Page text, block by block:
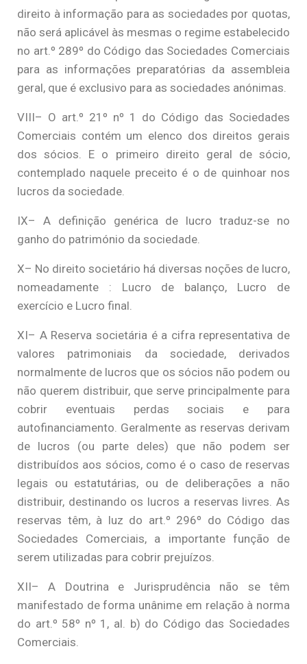
direito à informação para as sociedades por quotas,
não será aplicável às mesmas o regime estabelecido
no art.º 289º do Código das Sociedades Comerciais
para as informações preparatórias da assembleia
geral, que é exclusivo para as sociedades anónimas.
VIII– O art.º 21º nº 1 do Código das Sociedades
Comerciais contém um elenco dos direitos gerais
dos sócios. E o primeiro direito geral de sócio,
contemplado naquele preceito é o de quinhoar nos
lucros da sociedade.
IX– A definição genérica de lucro traduz-se no
ganho do património da sociedade.
X– No direito societário há diversas noções de lucro,
nomeadamente : Lucro de balanço, Lucro de
exercício e Lucro final.
XI– A Reserva societária é a cifra representativa de
valores patrimoniais da sociedade, derivados
normalmente de lucros que os sócios não podem ou
não querem distribuir, que serve principalmente para
cobrir eventuais perdas sociais e para
autofinanciamento. Geralmente as reservas derivam
de lucros (ou parte deles) que não podem ser
distribuídos aos sócios, como é o caso de reservas
legais ou estatutárias, ou de deliberações a não
distribuir, destinando os lucros a reservas livres. As
reservas têm, à luz do art.º 296º do Código das
Sociedades Comerciais, a importante função de
serem utilizadas para cobrir prejuízos.
XII– A Doutrina e Jurisprudência não se têm
manifestado de forma unânime em relação à norma
do art.º 58º nº 1, al. b) do Código das Sociedades
Comerciais.